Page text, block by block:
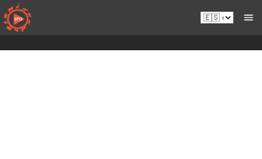
Saltar
al
contenido
Es.sportsmansparadiseonline.com